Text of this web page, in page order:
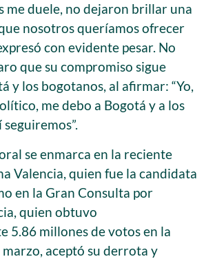
me duele, no dejaron brillar una
nosotros queríamos ofrecer
con evidente pesar. No
que su compromiso sigue
y los bogotanos, al afirmar: “Yo,
me debo a Bogotá y a los
se enmarca en la reciente
Valencia, quien fue la candidata
en la Gran Consulta por
quien obtuvo
5.86 millones de votos en la
aceptó su derrota y